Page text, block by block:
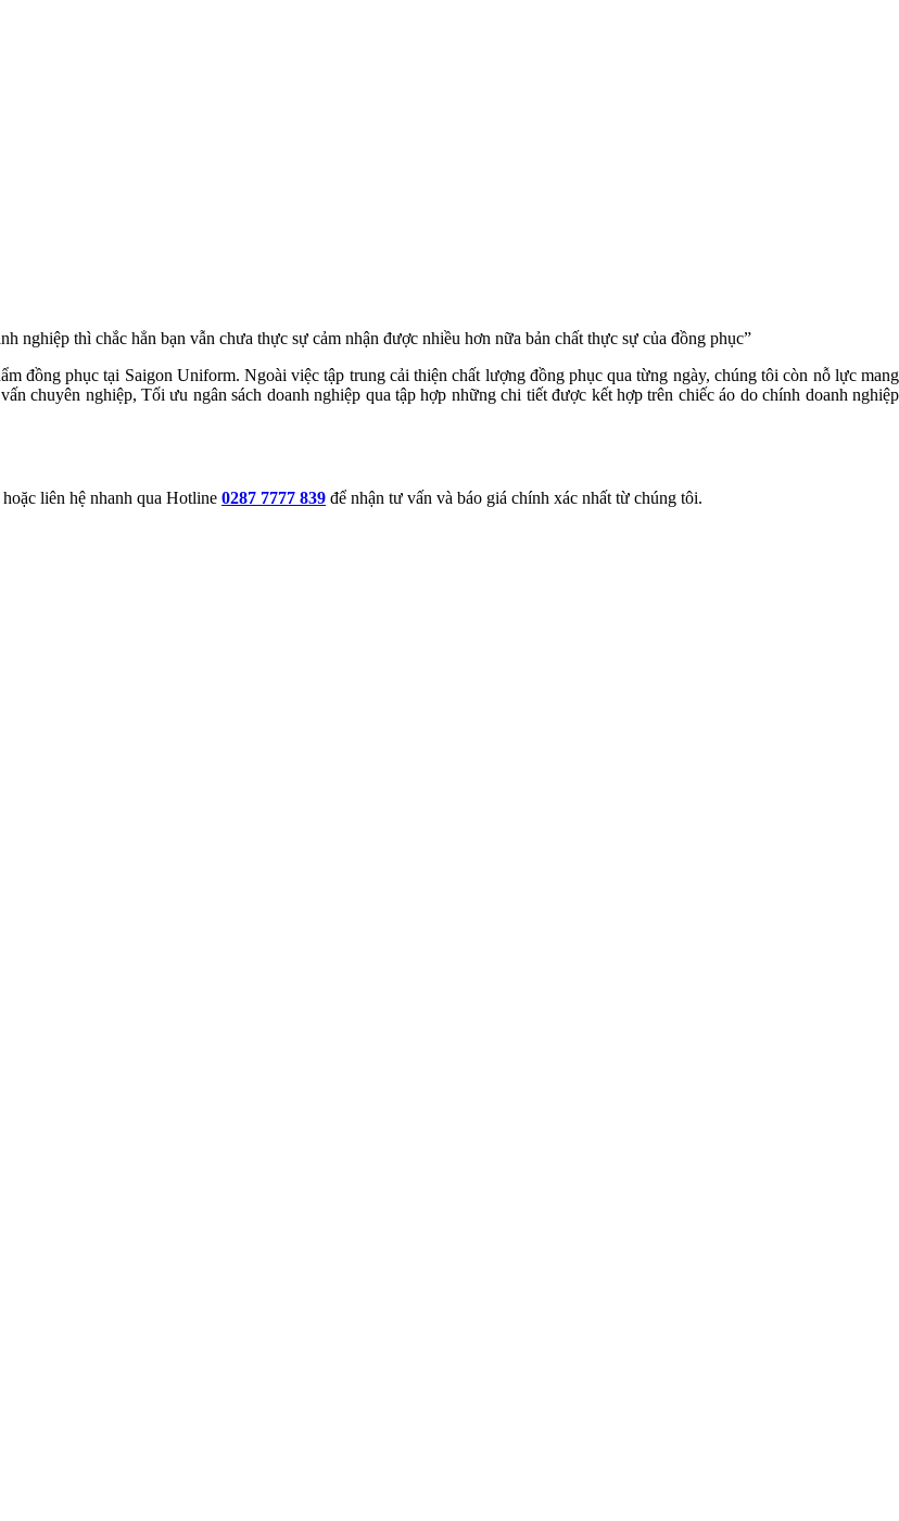
nghiệp thì chắc hẳn bạn vẫn chưa thực sự cảm nhận được nhiều hơn nữa bản chất thực sự của đồng phục”
đồng phục tại Saigon Uniform. Ngoài việc tập trung cải thiện chất lượng đồng phục qua từng ngày, chúng tôi còn nỗ lực mang
chuyên nghiệp, Tối ưu ngân sách doanh nghiệp qua tập hợp những chi tiết được kết hợp trên chiếc áo do chính doanh nghiệp
liên hệ nhanh qua Hotline 0287 7777 839 để nhận tư vấn và báo giá chính xác nhất từ chúng tôi.